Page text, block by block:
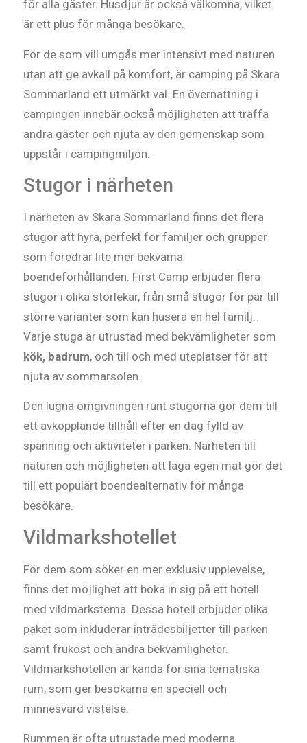
för alla gäster. Husdjur är också välkomna, vilket
är ett plus för många besökare.
För de som vill umgås mer intensivt med naturen
utan att ge avkall på komfort, är camping på Skara
Sommarland ett utmärkt val. En övernattning i
campingen innebär också möjligheten att träffa
andra gäster och njuta av den gemenskap som
uppstår i campingmiljön.
Stugor i närheten
I närheten av Skara Sommarland finns det flera
stugor att hyra, perfekt för familjer och grupper
som föredrar lite mer bekväma
boendeförhållanden. First Camp erbjuder flera
stugor i olika storlekar, från små stugor för par till
större varianter som kan husera en hel familj.
Varje stuga är utrustad med bekvämligheter som
kök, badrum, och till och med uteplatser för att
njuta av sommarsolen.
Den lugna omgivningen runt stugorna gör dem till
ett avkopplande tillhåll efter en dag fylld av
spänning och aktiviteter i parken. Närheten till
naturen och möjligheten att laga egen mat gör det
till ett populärt boendealternativ för många
besökare.
Vildmarkshotellet
För dem som söker en mer exklusiv upplevelse,
finns det möjlighet att boka in sig på ett hotell
med vildmarkstema. Dessa hotell erbjuder olika
paket som inkluderar inträdesbiljetter till parken
samt frukost och andra bekvämligheter.
Vildmarkshotellen är kända för sina tematiska
rum, som ger besökarna en speciell och
minnesvärd vistelse.
Rummen är ofta utrustade med moderna